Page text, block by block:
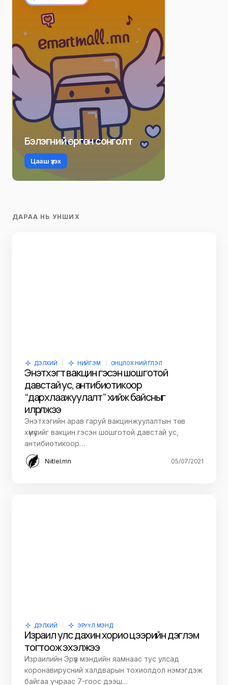
Бэлэгний өргөн сонголт
Цааш үзэх
ДАРАА НЬ УНШИХ
ДЭЛХИЙ НИЙГЭМ ОНЦЛОХ НИЙТЛЭЛ
Энэтхэгт вакцин гэсэн шошготой
давстай ус, антибиотикоор
“дархлаажуулалт” хийж байсныг
илрүүлжээ
Энэтхэгийн арав гаруй вакцинжуулалтын төв
хүмүүсийг вакцин гэсэн шошготой давстай ус,
антибиотикоор…
Niitlel.mn 05/07/2021
ДЭЛХИЙ ЭРҮҮЛ МЭНД
Израил улс дахин хорио цээрийн дэглэм
тогтоож эхэлжээ
Израилийн Эрүүл мэндийн яамнаас тус улсад
коронавирусний халдварын тохиолдол нэмэгдэж
байгаа учраас 7-гоос дээш…